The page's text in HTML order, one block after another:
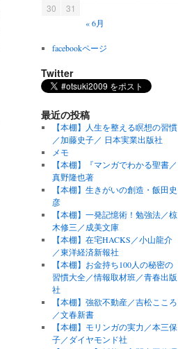
30
31
« 6月
facebookページ
Twitter
最近の投稿
【本棚】人生を整える瞑想の習慣
／加藤史子／ 日本実業出版社
メモ
【本棚】『マンガでわかる聖書／
真野隆也著
【本棚】生きがいの創造・飯田史
彦
【本棚】一発記憶術！勉強法／椋
木修三／成美文庫
【本棚】在宅HACKS／小山龍介
／東洋経済新報社
【本棚】お金持ち100人の秘密の
習慣大全／情報取材班／青春出版
社
【本棚】強欲不動産／吉松こころ
／文春新書
【本棚】モリンガの実力／本三保
子／ダイヤモンド社